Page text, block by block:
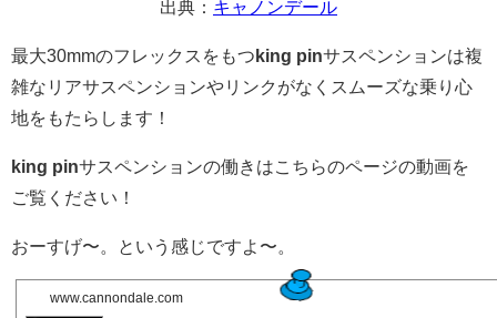
出典： キャノンデール
最大30mmのフレックスをもつ king pinサスペンションは複
雑なリアサスペンションやリンクがなくスムーズな乗り心
地をもたらします！
king pinサスペンションの働きはこちらのページの動画を
ご覧ください！
おーすげ〜。という感じですよ〜。
www.cannondale.com